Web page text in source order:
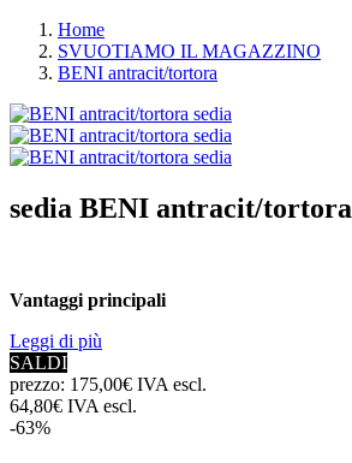
Home
SVUOTIAMO IL MAGAZZINO
BENI antracit/tortora
sedia BENI antracit/tortora
Vantaggi principali
Leggi di più
SALDI
prezzo: 175,00€ IVA escl.
64,80€ IVA escl.
-63%